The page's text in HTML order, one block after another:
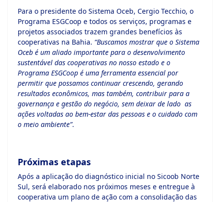
Para o presidente do Sistema Oceb, Cergio Tecchio, o
Programa ESGCoop e todos os serviços, programas e
projetos associados trazem grandes benefícios às
cooperativas na Bahia. “Buscamos mostrar que o Sistema
Oceb é um aliado importante para o desenvolvimento
sustentável das cooperativas no nosso estado e o
Programa ESGCoop é uma ferramenta essencial por
permitir que possamos continuar crescendo, gerando
resultados econômicos, mas também, contribuir para a
governança e gestão do negócio, sem deixar de lado as
ações voltadas ao bem-estar das pessoas e o cuidado com
o meio ambiente”.
Próximas etapas
Após a aplicação do diagnóstico inicial no Sicoob Norte
Sul, será elaborado nos próximos meses e entregue à
cooperativa um plano de ação com a consolidação das